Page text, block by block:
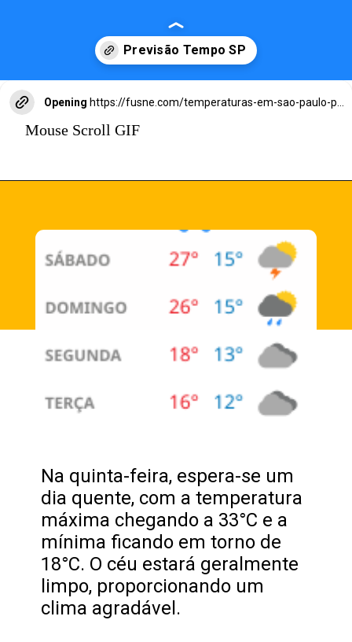
Opening https://fusne.com/temperaturas-em-sao-paulo-podem-alcancar-niveis-recorde-para-agosto.html?tipo=amp
Mouse Scroll GIF
Na quinta-feira, espera-se um
dia quente, com a temperatura
máxima chegando a 33°C e a
mínima ficando em torno de
18°C. O céu estará geralmente
limpo, proporcionando um
clima agradável.